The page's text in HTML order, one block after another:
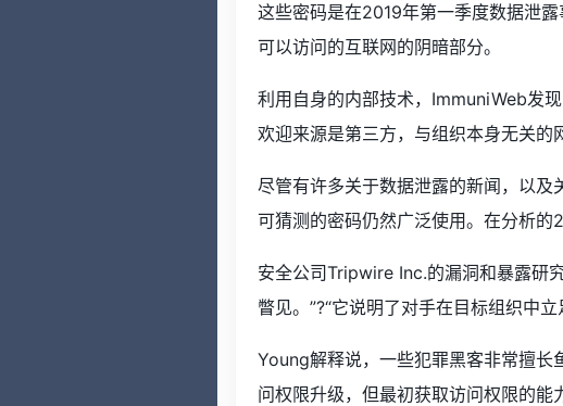
这些密码是在2019年第一季度数据泄
可以访问的互联网的阴暗部分。
利用自身的内部技术，ImmuniWeb发
欢迎来源是第三方，与组织本身无关的
尽管有许多关于数据泄露的新闻，以及
可猜测的密码仍然广泛使用。在分析的
安全公司Tripwire Inc.的漏洞和暴露研
瞥见。”?“它说明了对手在目标组织中
Young解释说，一些犯罪黑客非常擅长
问权限升级，但最初获取访问权限的能